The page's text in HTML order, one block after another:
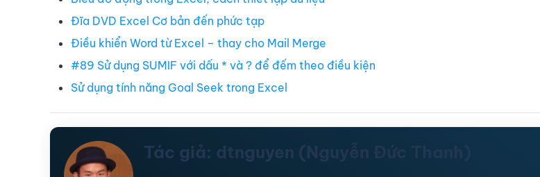
Đĩa DVD Excel Cơ bản đến phức tạp
Điều khiển Word từ Excel – thay cho Mail Merge
#89 Sử dụng SUMIF với dấu * và ? để đếm theo điều kiện
Sử dụng tính năng Goal Seek trong Excel
Tác giả: dtnguyen (Nguyễn Đức Thanh)